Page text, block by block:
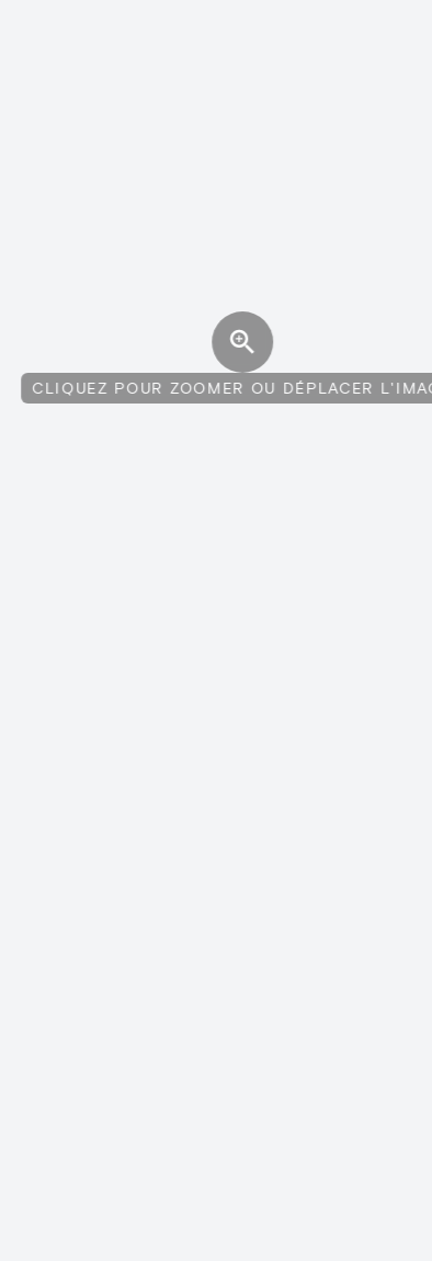
CLIQUEZ POUR ZOOMER OU DÉPLACER